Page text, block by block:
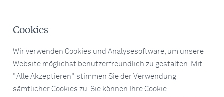
Cookies
Wir verwenden Cookies und Analysesoftware, um unsere
Website möglichst benutzerfreundlich zu gestalten. Mit
"Alle Akzeptieren" stimmen Sie der Verwendung
sämtlicher Cookies zu. Sie können Ihre Cookie